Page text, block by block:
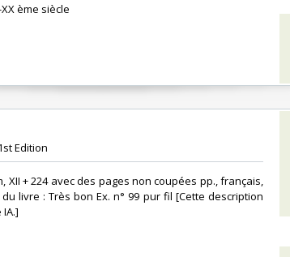
ème siècle‎
Edition
XII + 224 avec des pages non coupées pp., français,
livre : Très bon Ex. n° 99 pur fil [Cette description